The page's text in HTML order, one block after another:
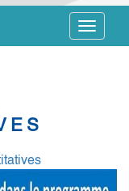
Toggle